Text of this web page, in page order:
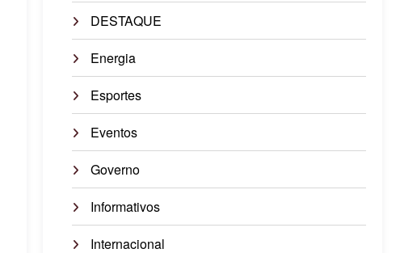
DESTAQUE
Energia
Esportes
Eventos
Governo
Informativos
Internacional